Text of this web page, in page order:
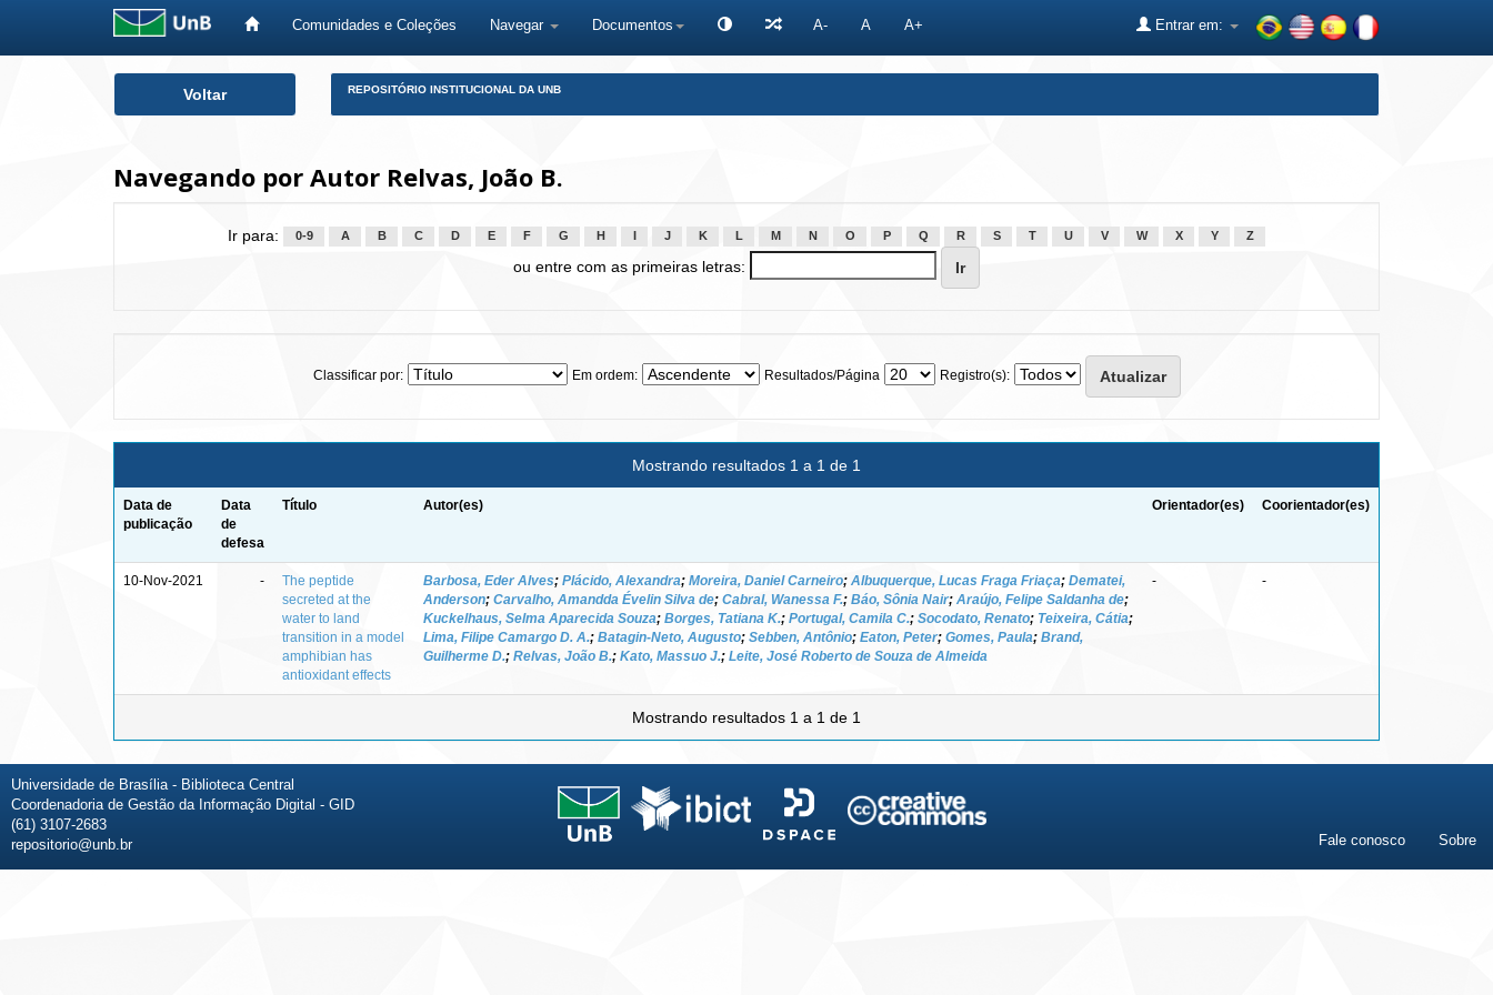
Comunidades e Coleções Navegar Documentos A- A A+ Entrar em:
Voltar REPOSITÓRIO INSTITUCIONAL DA UNB
Navegando por Autor Relvas, João B.
Ir para: 0-9 A B C D E F G H J K L M N O P Q R S T U V W X Y Z
ou entre com as primeiras letras:
Classificar por: Em ordem: Resultados/Página Registro(s):
Mostrando resultados 1 a 1 de 1
Data de
publicação
Data
de
defesa
Título Autor(es) Orientador(es) Coorientador(es)
10-Nov-2021 -
The peptide
secreted at the
water to land
transition in a model
amphibian has
antioxidant effects
Barbosa, Eder Alves; Plácido, Alexandra; Moreira, Daniel Carneiro; Albuquerque, Lucas Fraga Friaça; Dematei,
Anderson; Carvalho, Amandda Évelin Silva de; Cabral, Wanessa F.; Báo, Sônia Nair; Araújo, Felipe Saldanha de;
Kuckelhaus, Selma Aparecida Souza; Borges, Tatiana K.; Portugal, Camila C.; Socodato, Renato; Teixeira, Cátia;
Lima, Filipe Camargo D. A.; Batagin-Neto, Augusto; Sebben, Antônio; Eaton, Peter; Gomes, Paula; Brand,
Guilherme D.; Relvas, João B.; Kato, Massuo J.; Leite, José Roberto de Souza de Almeida
- -
Mostrando resultados 1 a 1 de 1
Universidade de Brasília - Biblioteca Central
Coordenadoria de Gestão da Informação Digital - GID
(61) 3107-2683
repositorio@unb.br
Fale conosco Sobre